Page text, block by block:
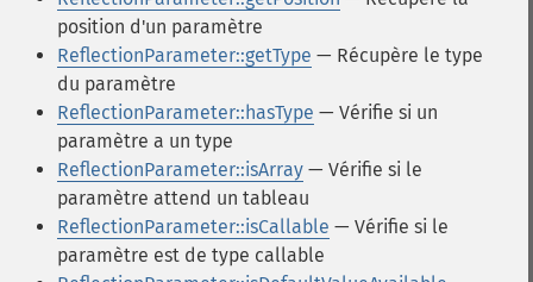
position d'un paramètre
ReflectionParameter::getType — Récupère le type
du paramètre
ReflectionParameter::hasType — Vérifie si un
paramètre a un type
ReflectionParameter::isArray — Vérifie si le
paramètre attend un tableau
ReflectionParameter::isCallable — Vérifie si le
paramètre est de type callable